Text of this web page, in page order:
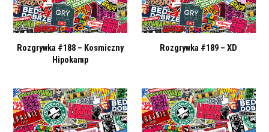
Rozgrywka #188 – Kosmiczny
Hipokamp
Rozgrywka #189 – XD